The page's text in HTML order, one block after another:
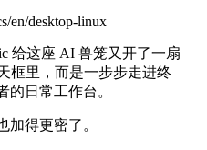
en/desktop-linux
给这座 AI 兽笼又开了一扇
框里，而是一步步走进终
的日常工作台。
加得更密了。